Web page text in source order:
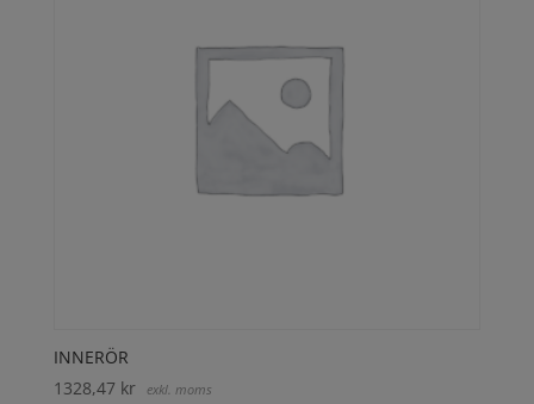
INNERÖR
1328,47 kr exkl. moms